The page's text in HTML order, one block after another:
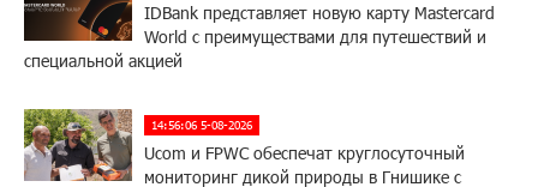
IDBank представляет новую карту Mastercard
World с преимуществами для путешествий и
специальной акцией
14:56:06 5-08-2026
Ucom и FPWC обеспечат круглосуточный
мониторинг дикой природы в Гнишике с